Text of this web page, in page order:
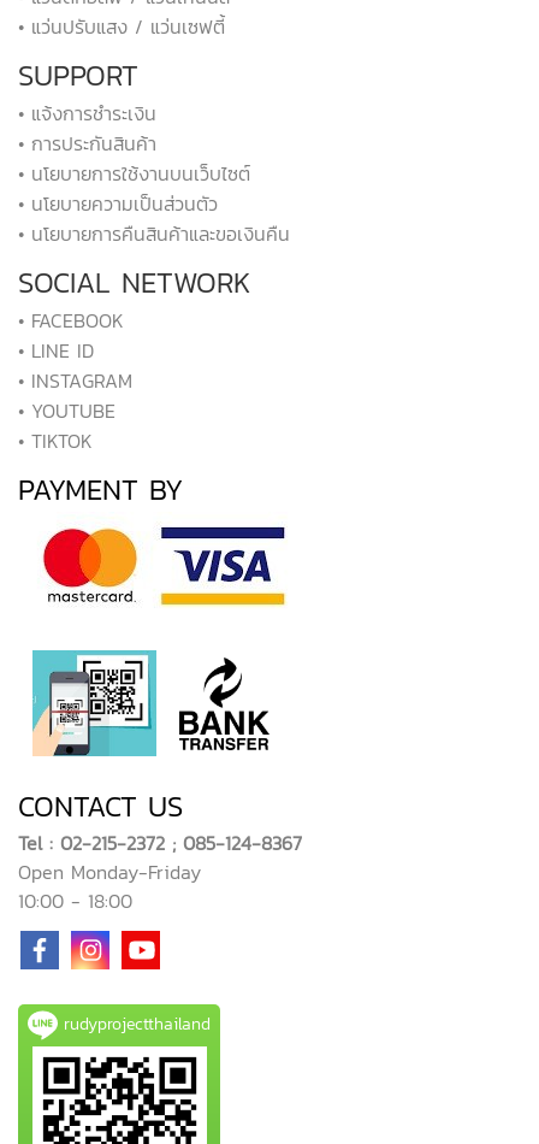
• แว่นปรับแสง / แว่นเซฟตี้
SUPPORT
• แจ้งการชำระเงิน
• การประกันสินค้า
• นโยบายการใช้งานบนเว็บไซต์
• นโยบายความเป็นส่วนตัว
• นโยบายการคืนสินค้าและขอเงินคืน
SOCIAL NETWORK
• FACEBOOK
• LINE ID
• INSTAGRAM
• YOUTUBE
• TIKTOK
PAYMENT BY
CONTACT US
Tel : 02-215-2372 ; 085-124-8367
Open Monday-Friday
10:00 - 18:00
rudyprojectthailand